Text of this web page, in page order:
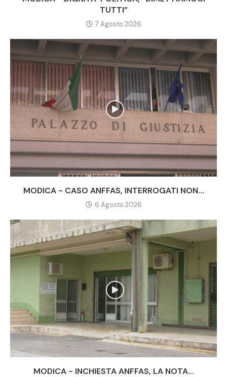
TUTTI”
7 Agosto 2026
MODICA - CASO ANFFAS, INTERROGATI NON...
6 Agosto 2026
MODICA - INCHIESTA ANFFAS, LA NOTA...